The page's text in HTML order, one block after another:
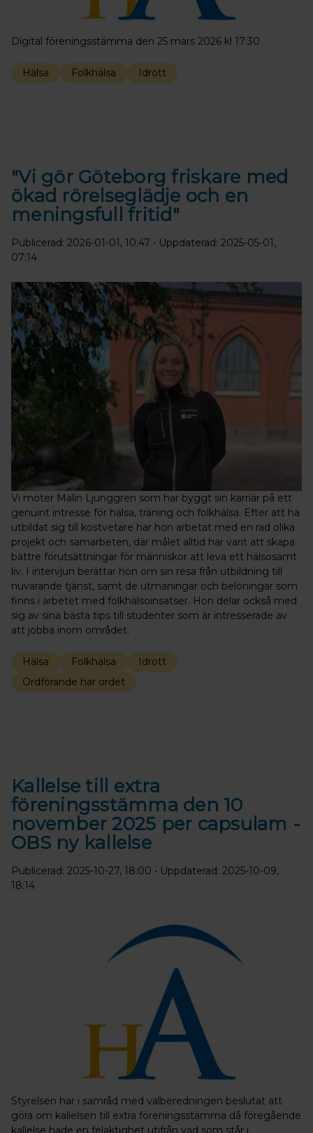
Digital föreningsstämma den 25 mars 2026 kl 17:30
Hälsa Folkhälsa Idrott
"Vi gör Göteborg friskare med
ökad rörelseglädje och en
meningsfull fritid"
Publicerad: 2026-01-01, 10:47 • Uppdaterad: 2025-05-01,
07:14
Vi möter Malin Ljunggren som har byggt sin karriär på ett
genuint intresse för hälsa, träning och folkhälsa. Efter att ha
utbildat sig till kostvetare har hon arbetat med en rad olika
projekt och samarbeten, där målet alltid har varit att skapa
bättre förutsättningar för människor att leva ett hälsosamt
liv. I intervjun berättar hon om sin resa från utbildning till
nuvarande tjänst, samt de utmaningar och belöningar som
finns i arbetet med folkhälsoinsatser. Hon delar också med
sig av sina bästa tips till studenter som är intresserade av
att jobba inom området.
Hälsa Folkhälsa
Idrott
Ordförande har ordet
Kallelse till extra
föreningsstämma den 10
november 2025 per capsulam -
OBS ny kallelse
Publicerad: 2025-10-27, 18:00 • Uppdaterad: 2025-10-09,
18:14
Styrelsen har i samråd med valberedningen beslutat att
göra om kallelsen till extra föreningsstämma då föregående
kallelse hade en felaktighet utifrån vad som står i